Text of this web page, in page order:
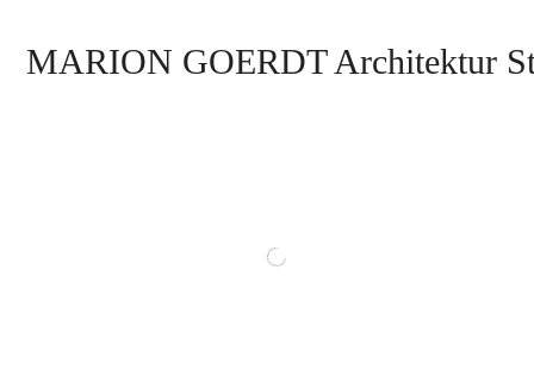
MARION GOERDT Architektur